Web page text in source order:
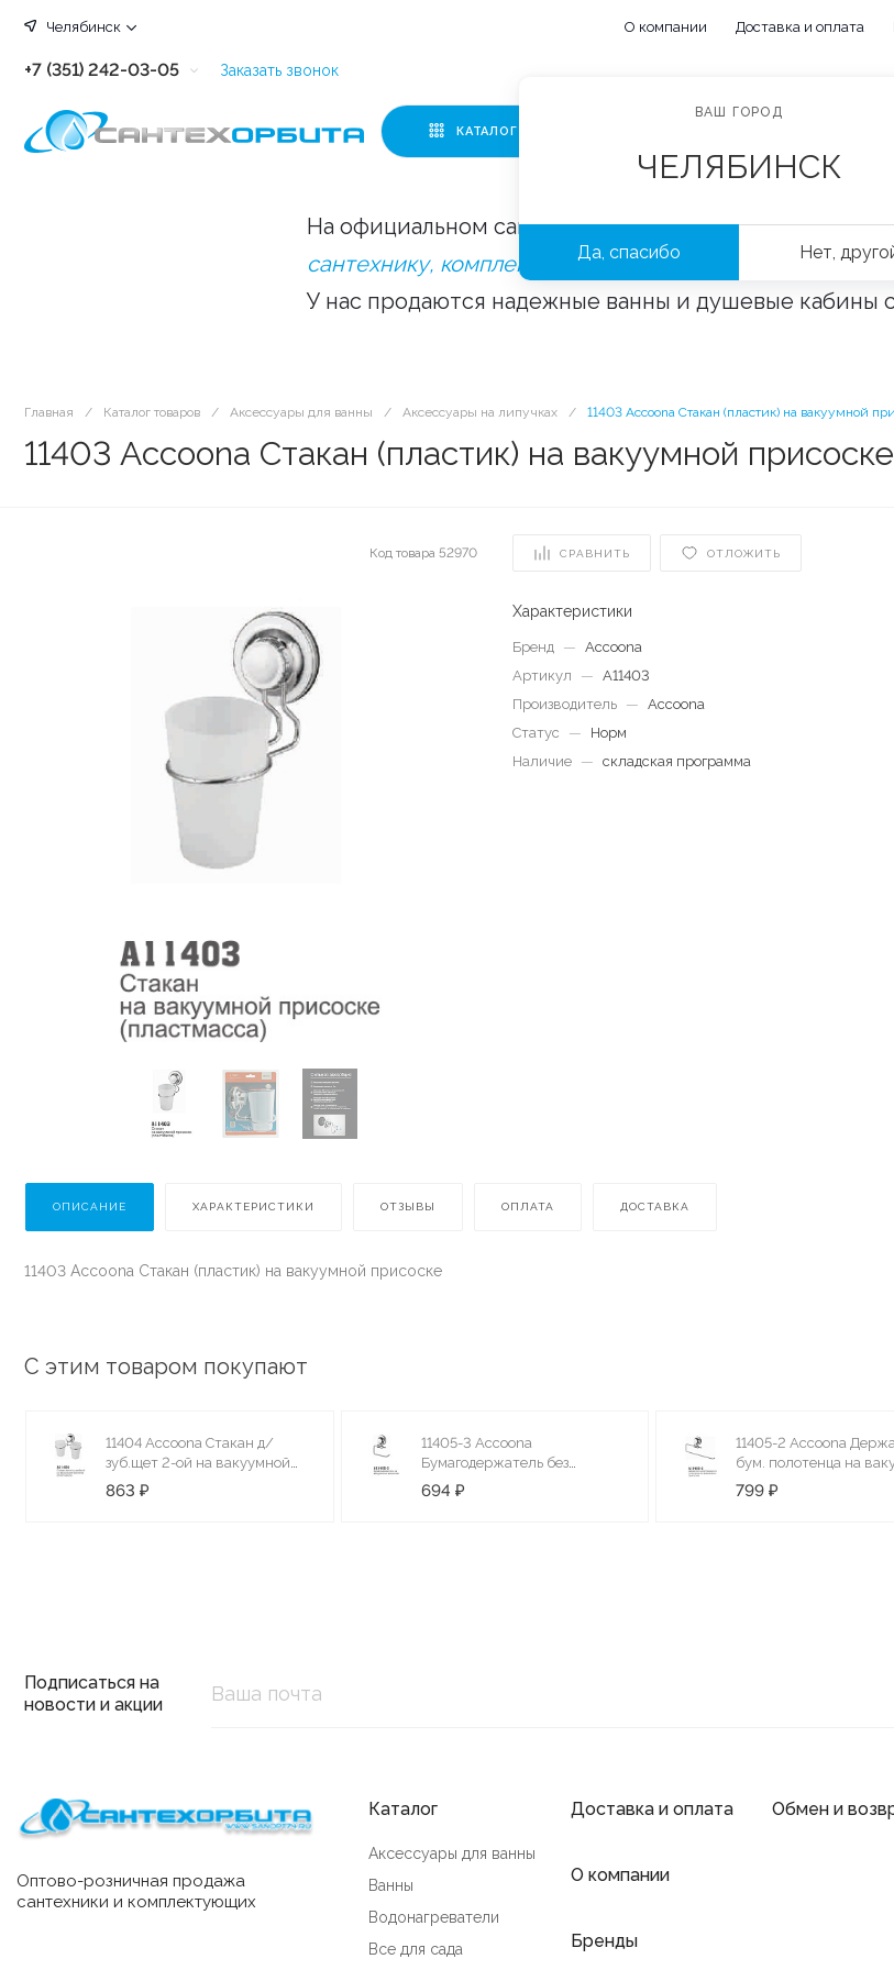
Челябинск О компании Доставка и оплата
+7 (351) 242-03-05
+7 (351) 242-03-63
Заказать звонок
КАТАЛОГ
На официальном сайте «Сантехорбита» вы можете
сантехнику, комплектующие и аксессуары
оптом и в
У нас продаются надежные ванны и душевые кабины
Главная / Каталог товаров / Аксессуары для ванны / Аксессуары на липучках / 11403 Accoona Стакан (пластик) на вакуумной
11403 Accoona Стакан (пластик) на вакуумной присоске
Код товара 52970 СРАВНИТЬ ОТЛОЖИТЬ
Характеристики
Бренд — Accoona
Артикул
— A11403
Производитель
— Accoona
Статус
—
Норм
Наличие
— складская программа
ОПИСАНИЕ ХАРАКТЕРИСТИКИ ОТЗЫВЫ ОПЛАТА ДОСТАВКА
11403 Accoona Стакан (пластик) на вакуумной присоске
С этим товаром покупают
11404 Accoona Стакан д/
зуб.щет 2-ой на вакуумной
присоске
863 ₽
11405-3 Accoona
Бумагодержатель без
крышки на вакуумной
694 ₽
11405-2 Accoona
бум. полотенца на
присоске
799 ₽
Подписаться на
новости и акции
Оптово-розничная продажа
сантехники и комплектующих
Каталог
Аксессуары для ванны
Ванны
Водонагреватели
Все для сада
Доставка и оплата
О компании
Бренды
Обмен и
ВАШ ГОРОД
ЧЕЛЯБИНСК
Да, спасибо Нет,